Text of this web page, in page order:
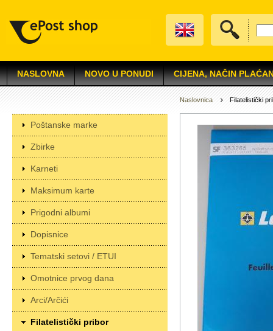
NASLOVNA NOVO U PONUDI CIJENA, NAČIN
Poštanske marke
Zbirke
Karneti
Maksimum karte
Prigodni albumi
Dopisnice
Tematski setovi / ETUI
Omotnice prvog dana
Arci/Arčići
Filatelistički pribor
Naslovnica Filatelistički